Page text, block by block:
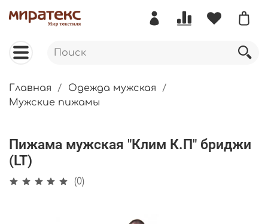
Главная
Одежда мужская
Мужские пижамы
Пижама мужская "Клим К.П" бриджи
(LT)
(0)